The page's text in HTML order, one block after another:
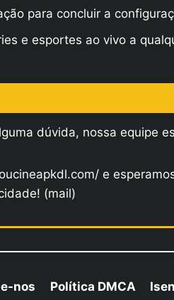
para concluir a
e esportes ao vivo a
dúvida, nossa equipe
e
(mail)
nos Política DMCA